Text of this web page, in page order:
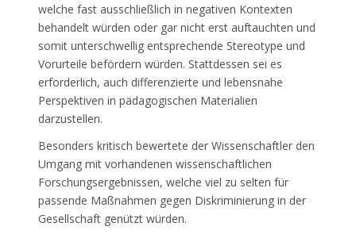
welche fast ausschließlich in negativen Kontexten
behandelt würden oder gar nicht erst auftauchten und
somit unterschwellig entsprechende Stereotype und
Vorurteile befördern würden. Stattdessen sei es
erforderlich, auch differenzierte und lebensnahe
Perspektiven in pädagogischen Materialien
darzustellen.
Besonders kritisch bewertete der Wissenschaftler den
Umgang mit vorhandenen wissenschaftlichen
Forschungsergebnissen, welche viel zu selten für
passende Maßnahmen gegen Diskriminierung in der
Gesellschaft genützt würden.